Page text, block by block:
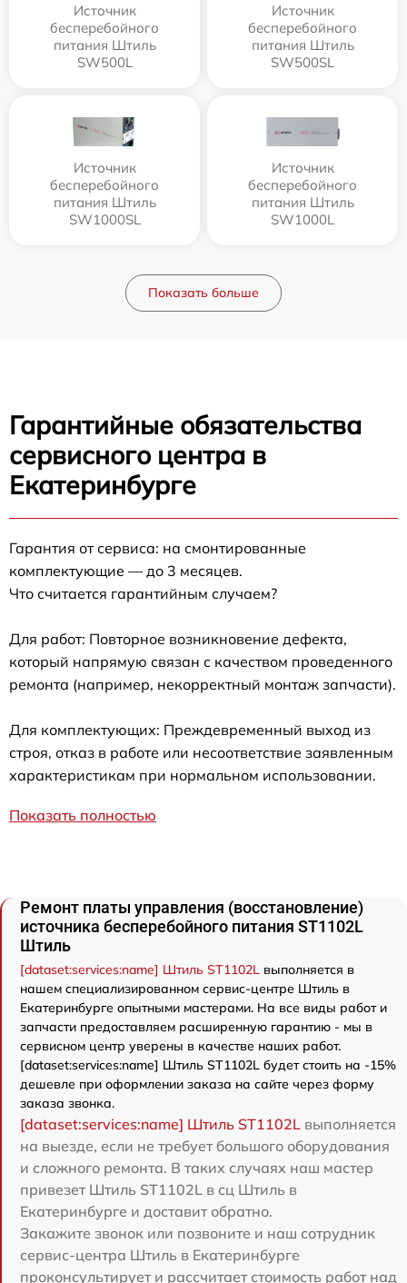
Источник
бесперебойного
питания Штиль
SW500L
Источник
бесперебойного
питания Штиль
SW500SL
Источник
бесперебойного
питания Штиль
SW1000SL
Источник
бесперебойного
питания Штиль
SW1000L
Показать больше
Гарантийные обязательства
сервисного центра в
Екатеринбурге
Гарантия от сервиса: на смонтированные
комплектующие — до 3 месяцев.
Что считается гарантийным случаем?
Для работ: Повторное возникновение дефекта,
который напрямую связан с качеством проведенного
ремонта (например, некорректный монтаж запчасти).
Для комплектующих: Преждевременный выход из
строя, отказ в работе или несоответствие заявленным
характеристикам при нормальном использовании.
Показать полностью
Ремонт платы управления (восстановление)
источника бесперебойного питания ST1102L
Штиль
[dataset:services:name] Штиль ST1102L выполняется в
нашем специализированном сервис-центре Штиль в
Екатеринбурге опытными мастерами. На все виды работ и
запчасти предоставляем расширенную гарантию - мы в
сервисном центр уверены в качестве наших работ.
[dataset:services:name] Штиль ST1102L будет стоить на -15%
дешевле при оформлении заказа на сайте через форму
заказа звонка.
[dataset:services:name] Штиль ST1102L выполняется
на выезде, если не требует большого оборудования
и сложного ремонта. В таких случаях наш мастер
привезет Штиль ST1102L в сц Штиль в
Екатеринбурге и доставит обратно.
Закажите звонок или позвоните и наш сотрудник
сервис-центра Штиль в Екатеринбурге
проконсультирует и рассчитает стоимость работ над